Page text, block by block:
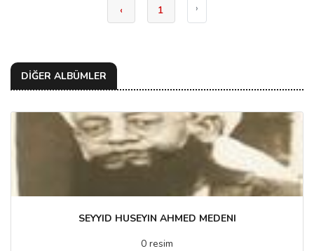
‹ 1 ›
DİĞER ALBÜMLER
SEYYID HUSEYIN AHMED MEDENI
0 resim